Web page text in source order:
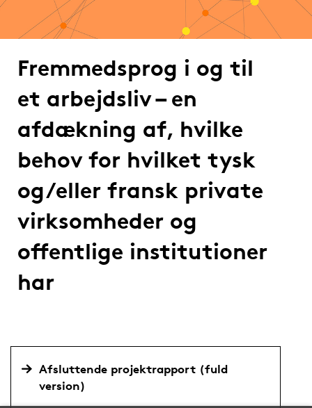
Fremmedsprog i og til
et arbejdsliv – en
afdækning af, hvilke
behov for hvilket tysk
og/eller fransk private
virksomheder og
offentlige institutioner
har
Afsluttende projektrapport (fuld
version)